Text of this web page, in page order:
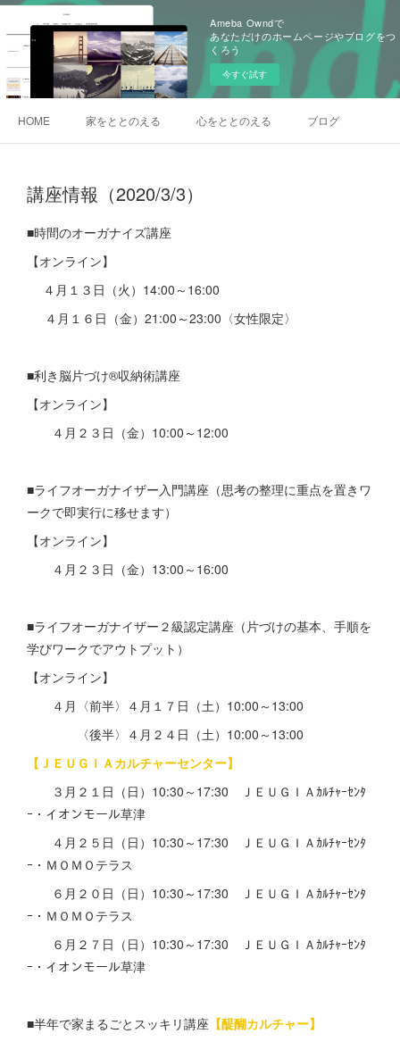
Ameba Owndで
あなただけのホームページやブログをつ
くろう
今すぐ試す
HOME 家をととのえる 心をととのえる ブログ
講座情報（2020/3/3）
■時間のオーガナイズ講座
【オンライン】
４月１３日（火）14:00～16:00
４月１６日（金）21:00～23:00〈女性限定〉
■利き脳片づけ®️収納術講座
【オンライン】
４月２３日（金）10:00～12:00
■ライフオーガナイザー入門講座（思考の整理に重点を置きワ
ークで即実行に移せます）
【オンライン】
４月２３日（金）13:00～16:00
■ライフオーガナイザー２級認定講座（片づけの基本、手順を
学びワークでアウトプット）
【オンライン】
４月〈前半〉４月１７日（土）10:00～13:00
〈後半〉４月２４日（土）10:00～13:00
【ＪＥＵＧＩＡカルチャーセンター】
３月２１日（日）10:30～17:30 ＪＥＵＧＩＡｶﾙﾁｬｰｾﾝﾀ
ｰ・イオンモール草津
４月２５日（日）10:30～17:30 ＪＥＵＧＩＡｶﾙﾁｬｰｾﾝﾀ
ｰ・ＭＯＭＯテラス
６月２０日（日）10:30～17:30 ＪＥＵＧＩＡｶﾙﾁｬｰｾﾝﾀ
ｰ・ＭＯＭＯテラス
６月２７日（日）10:30～17:30 ＪＥＵＧＩＡｶﾙﾁｬｰｾﾝﾀ
ｰ・イオンモール草津
■半年で家まるごとスッキリ講座 【醍醐カルチャー】